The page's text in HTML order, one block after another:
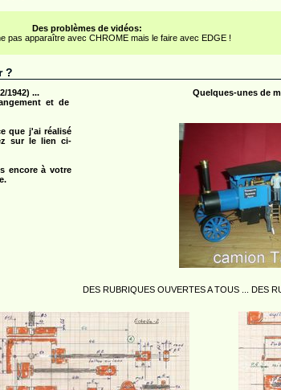
Des problèmes de vidéos:
pas apparaître avec CHROME mais le faire avec EDGE !
?
1942) ...
et de
que j'ai réalisé
sur le lien ci-
encore à votre
Quelques-unes de
DES RUBRIQUES OUVERTES A TOUS ... DES RUBRIQUES